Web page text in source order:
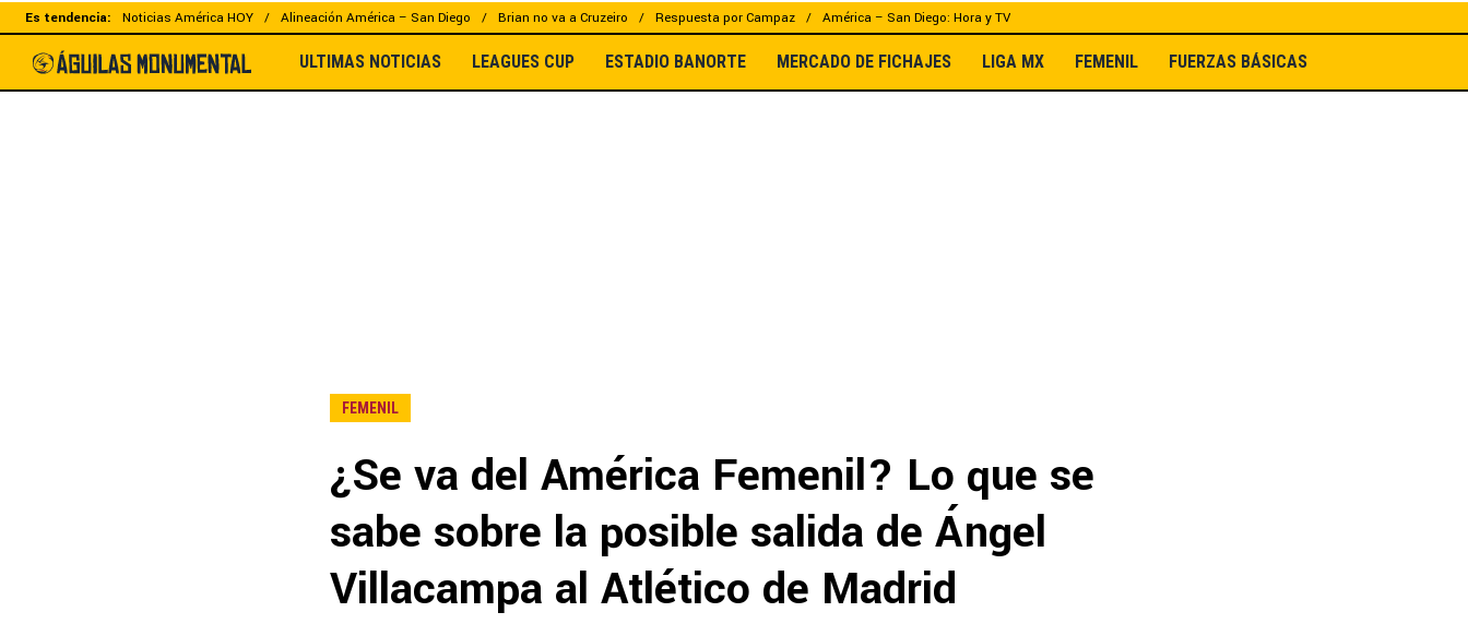
Es tendencia: Noticias América HOY Alineación América – San Diego Brian no va a Cruzeiro Respuesta por Campaz América – San Diego: Hora y TV
ULTIMAS NOTICIAS LEAGUES CUP ESTADIO BANORTE MERCADO DE FICHAJES LIGA MX FEMENIL FUERZAS BÁSICAS
FEMENIL
¿Se va del América Femenil? Lo que se
sabe sobre la posible salida de Ángel
Villacampa al Atlético de Madrid